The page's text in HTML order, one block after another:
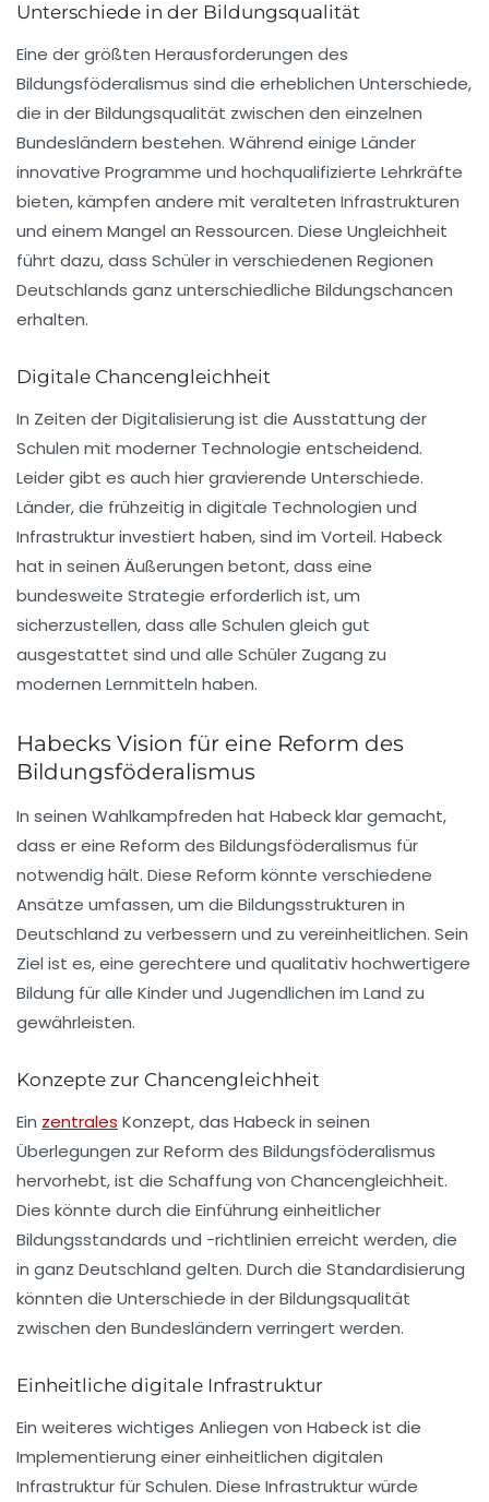
Unterschiede in der Bildungsqualität
Eine der größten Herausforderungen des
Bildungsföderalismus sind die erheblichen Unterschiede,
die in der Bildungsqualität zwischen den einzelnen
Bundesländern bestehen. Während einige Länder
innovative Programme und hochqualifizierte Lehrkräfte
bieten, kämpfen andere mit veralteten Infrastrukturen
und einem Mangel an Ressourcen. Diese Ungleichheit
führt dazu, dass Schüler in verschiedenen Regionen
Deutschlands ganz unterschiedliche Bildungschancen
erhalten.
Digitale Chancengleichheit
In Zeiten der Digitalisierung ist die Ausstattung der
Schulen mit moderner Technologie entscheidend.
Leider gibt es auch hier gravierende Unterschiede.
Länder, die frühzeitig in digitale Technologien und
Infrastruktur investiert haben, sind im Vorteil. Habeck
hat in seinen Äußerungen betont, dass eine
bundesweite Strategie erforderlich ist, um
sicherzustellen, dass alle Schulen gleich gut
ausgestattet sind und alle Schüler Zugang zu
modernen Lernmitteln haben.
Habecks Vision für eine Reform des
Bildungsföderalismus
In seinen Wahlkampfreden hat Habeck klar gemacht,
dass er eine Reform des Bildungsföderalismus für
notwendig hält. Diese Reform könnte verschiedene
Ansätze umfassen, um die Bildungsstrukturen in
Deutschland zu verbessern und zu vereinheitlichen. Sein
Ziel ist es, eine gerechtere und qualitativ hochwertigere
Bildung für alle Kinder und Jugendlichen im Land zu
gewährleisten.
Konzepte zur Chancengleichheit
Ein zentrales Konzept, das Habeck in seinen
Überlegungen zur Reform des Bildungsföderalismus
hervorhebt, ist die Schaffung von Chancengleichheit.
Dies könnte durch die Einführung einheitlicher
Bildungsstandards und -richtlinien erreicht werden, die
in ganz Deutschland gelten. Durch die Standardisierung
könnten die Unterschiede in der Bildungsqualität
zwischen den Bundesländern verringert werden.
Einheitliche digitale Infrastruktur
Ein weiteres wichtiges Anliegen von Habeck ist die
Implementierung einer einheitlichen digitalen
Infrastruktur für Schulen. Diese Infrastruktur würde